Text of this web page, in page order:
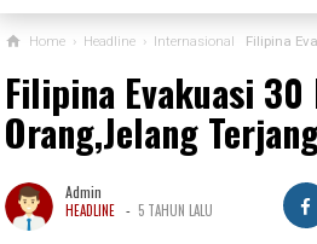
Home › Headline › Internasional Filipina
Filipina Evakuasi 30
Orang,Jelang
Admin
HEADLINE - 5 TAHUN LALU